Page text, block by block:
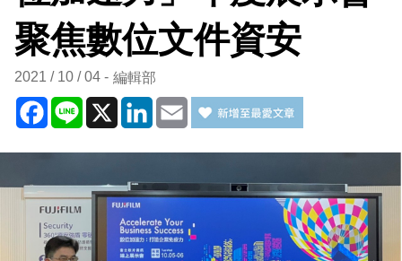
聚焦數位文件資安
2021 / 10 / 04 編輯部
Facebook
Line X LinkedIn
Email